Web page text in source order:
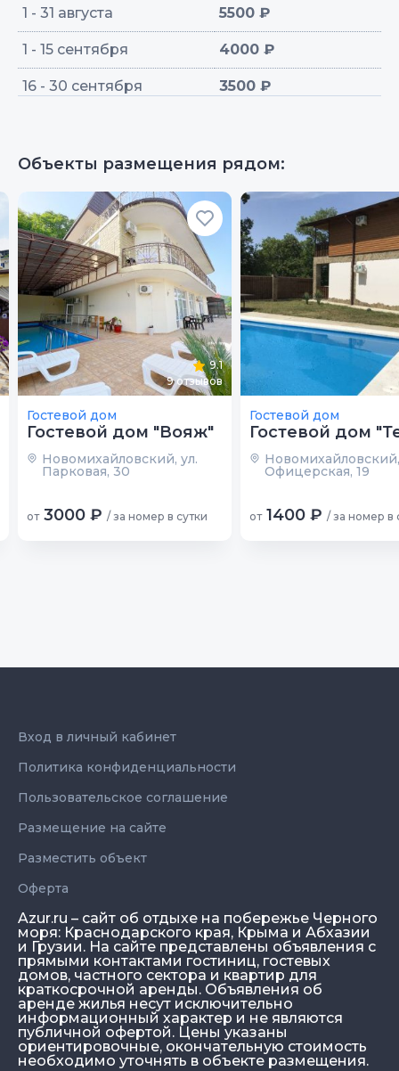
1 - 31 августа 5500 ₽
1 - 15 сентября 4000 ₽
16 - 30 сентября 3500 ₽
Объекты размещения рядом:
9.1
9отзывов
Гостевой дом
Гостевой дом "Вояж"
Новомихайловский, ул.
Парковая, 30
от 3000 ₽ / за номер в сутки
Гостевой дом
Гостевой дом
Офицерская, 19
от 1400 ₽ / за номер в
Azur.ru – сайт об отдыхе на побережье Черного
моря: Краснодарского края, Крыма и Абхазии
и Грузии. На сайте представлены объявления с
прямыми контактами гостиниц, гостевых
домов, частного сектора и квартир для
краткосрочной аренды. Объявления об
аренде жилья несут исключительно
информационный характер и не являются
публичной офертой. Цены указаны
ориентировочные, окончательную стоимость
необходимо уточнять в объекте размещения.
Вход в личный кабинет
Политика конфиденциальности
Пользовательское соглашение
Размещение на сайте
Разместить объект
Оферта